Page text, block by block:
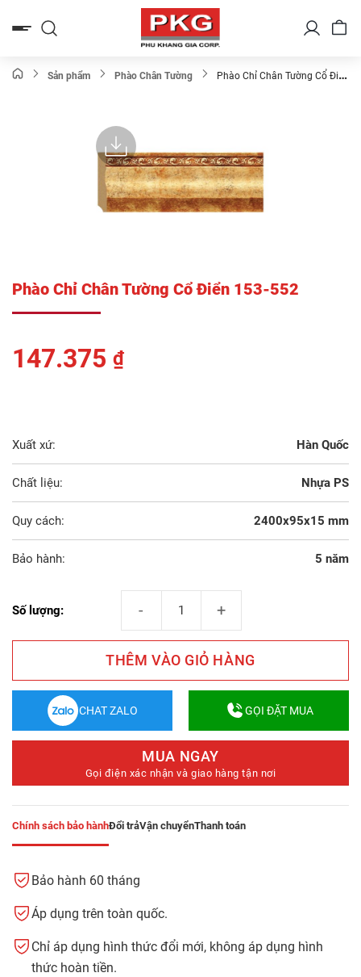
qua
Sản phẩm Phào Chân Tường
Phào Chỉ Chân Tường Cổ Điển
Phào Chỉ Chân Tường Cổ Điển 153-552
147.375 ₫
Xuất xứ: Hàn Quốc
Chất liệu: Nhựa PS
Quy cách: 2400x95x15 mm
Bảo hành: 5 năm
Số lượng:
THÊM VÀO GIỎ HÀNG
CHAT ZALO GỌI ĐẶT MUA
MUA NGAY
Gọi điện xác nhận và giao hàng tận nơi
Chính sách bảo hànhĐổi trảVận chuyểnThanh toán
Bảo hành 60 tháng
Áp dụng trên toàn quốc.
Chỉ áp dụng hình thức đổi mới, không áp dụng hình
thức hoàn tiền.